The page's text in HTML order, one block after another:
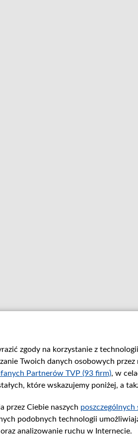
zgody na korzystanie z
Twoich danych osobowych przez
Partnerów TVP (93 firm), w
które wskazujemy poniżej, a
przez Ciebie naszych
podobnych technologii
analizowanie ruchu w Internecie.